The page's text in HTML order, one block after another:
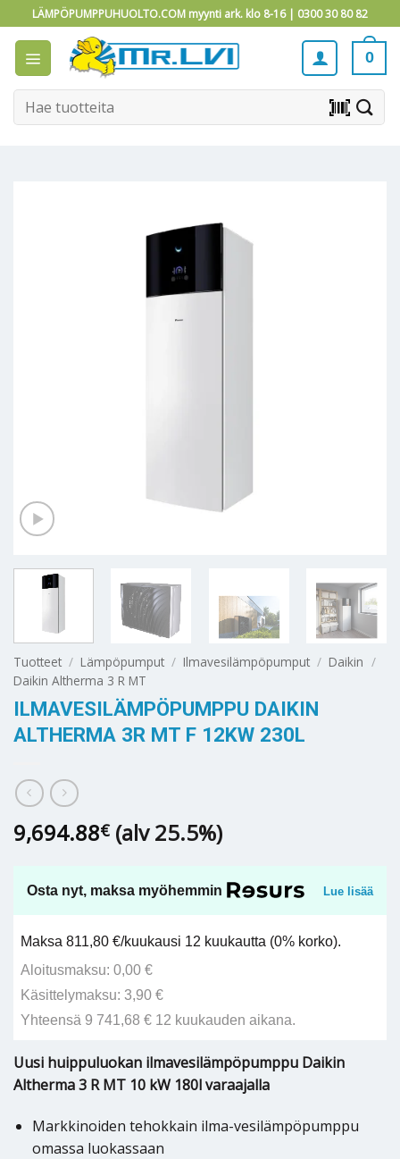
to
content
LÄMPÖPUMPPUHUOLTO.COM myynti ark. klo 8-16 | 0300 30 80 82
0
Etsi: barcode_scanner
Tuotteet / Lämpöpumput / Ilmavesilämpöpumput / Daikin /
Daikin Altherma 3 R MT
ILMAVESILÄMPÖPUMPPU DAIKIN
ALTHERMA 3R MT F 12KW 230L
9,694.88€ (alv 25.5%)
Osta nyt, maksa myöhemmin Lue lisää
Maksa 811,80 €/kuukausi 12 kuukautta (0% korko).
Aloitusmaksu: 0,00 €
Käsittelymaksu: 3,90 €
Yhteensä 9 741,68 € 12 kuukauden aikana.
Uusi huippuluokan ilmavesilämpöpumppu Daikin
Altherma 3 R MT 10 kW 180l varaajalla
Markkinoiden tehokkain ilma-vesilämpöpumppu
omassa luokassaan